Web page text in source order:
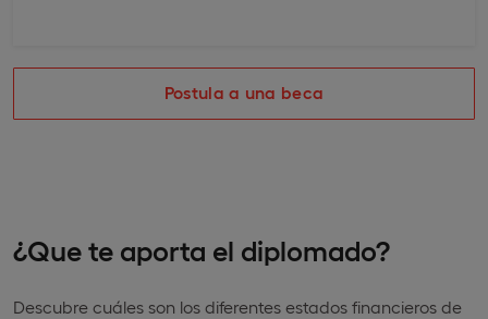
Postula a una beca
¿Que te aporta el diplomado?
Descubre cuáles son los diferentes estados financieros de